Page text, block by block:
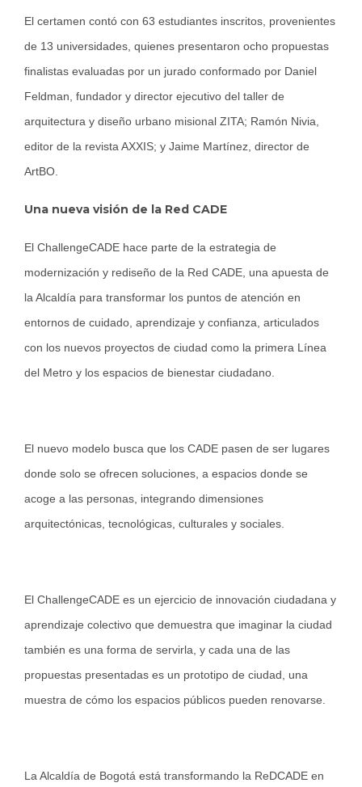
El certamen contó con 63 estudiantes inscritos, provenientes
de 13 universidades, quienes presentaron ocho propuestas
finalistas evaluadas por un jurado conformado por Daniel
Feldman, fundador y director ejecutivo del taller de
arquitectura y diseño urbano misional ZITA; Ramón Nivia,
editor de la revista AXXIS; y Jaime Martínez, director de
ArtBO.
Una nueva visión de la Red CADE
El ChallengeCADE hace parte de la estrategia de
modernización y rediseño de la Red CADE, una apuesta de
la Alcaldía para transformar los puntos de atención en
entornos de cuidado, aprendizaje y confianza, articulados
con los nuevos proyectos de ciudad como la primera Línea
del Metro y los espacios de bienestar ciudadano.
El nuevo modelo busca que los CADE pasen de ser lugares
donde solo se ofrecen soluciones, a espacios donde se
acoge a las personas, integrando dimensiones
arquitectónicas, tecnológicas, culturales y sociales.
El ChallengeCADE es un ejercicio de innovación ciudadana y
aprendizaje colectivo que demuestra que imaginar la ciudad
también es una forma de servirla, y cada una de las
propuestas presentadas es un prototipo de ciudad, una
muestra de cómo los espacios públicos pueden renovarse.
La Alcaldía de Bogotá está transformando la ReDCADE en